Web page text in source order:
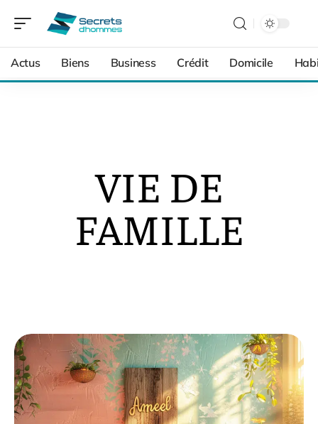
Actus Biens Business Crédit Domicile
VIE DE
FAMILLE